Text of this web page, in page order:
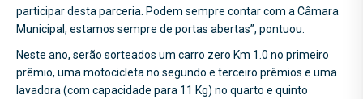
participar desta parceria. Podem sempre contar com a Câmara
Municipal, estamos sempre de portas abertas”, pontuou.
Neste ano, serão sorteados um carro zero Km 1.0 no primeiro
prêmio, uma motocicleta no segundo e terceiro prêmios e uma
lavadora (com capacidade para 11 Kg) no quarto e quinto